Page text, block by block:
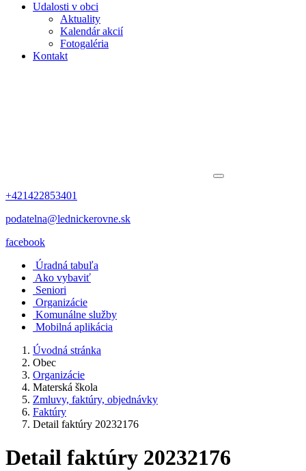
Udalosti v obci
Aktuality
Kalendár akcií
Fotogaléria
Kontakt
+421422853401
podatelna@lednickerovne.sk
facebook
Úradná tabuľa
Ako vybaviť
Seniori
Organizácie
Komunálne služby
Mobilná aplikácia
Úvodná stránka
Obec
Organizácie
Materská škola
Zmluvy, faktúry, objednávky
Faktúry
Detail faktúry 20232176
Detail faktúry 20232176